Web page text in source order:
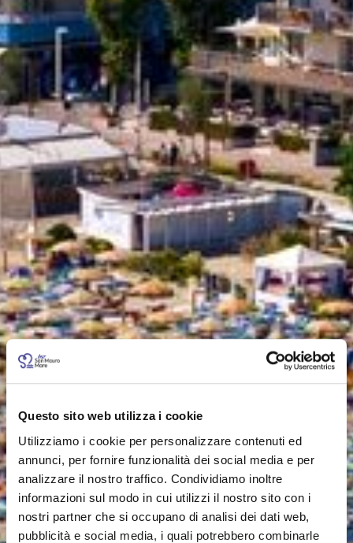
Questo sito web utilizza i cookie
Utilizziamo i cookie per personalizzare contenuti ed
annunci, per fornire funzionalità dei social media e per
analizzare il nostro traffico. Condividiamo inoltre
informazioni sul modo in cui utilizzi il nostro sito con i
nostri partner che si occupano di analisi dei dati web,
pubblicità e social media, i quali potrebbero combinarle